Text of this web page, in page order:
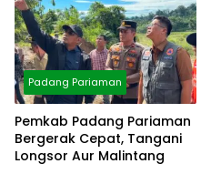
Padang Pariaman
Pemkab Padang Pariaman
Bergerak Cepat, Tangani
Longsor Aur Malintang